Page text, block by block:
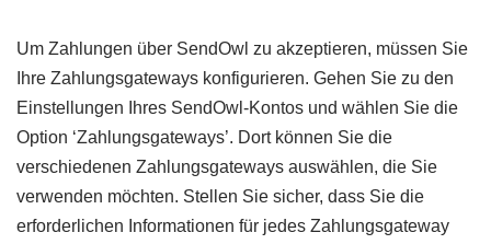
Um Zahlungen über SendOwl zu akzeptieren, müssen Sie
Ihre Zahlungsgateways konfigurieren. Gehen Sie zu den
Einstellungen Ihres SendOwl-Kontos und wählen Sie die
Option ‘Zahlungsgateways’. Dort können Sie die
verschiedenen Zahlungsgateways auswählen, die Sie
verwenden möchten. Stellen Sie sicher, dass Sie die
erforderlichen Informationen für jedes Zahlungsgateway